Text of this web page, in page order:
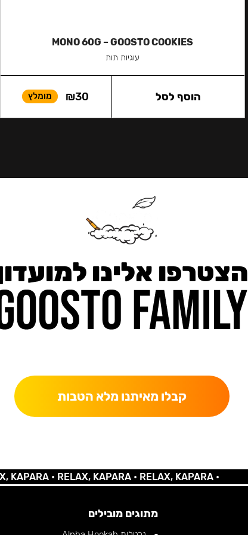
MONO 60G – GOOSTO COOKIES
עוגיות תות
₪30 מומלץ הוסף לסל
הצטרפו אלינו
קבלו מאיתנו מלא הטבות
•RELAX, KAPARA •RELAX, KAPARA •
מתוגים מובילים